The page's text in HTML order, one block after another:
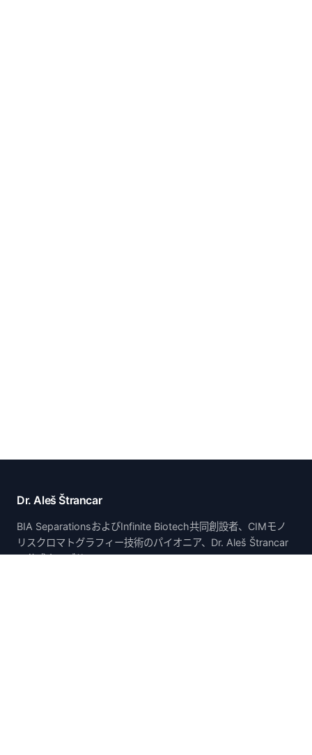
Dr. Aleš Štrancar
BIA SeparationsおよびInfinite Biotech共同創設者、CIMモノ
リスクロマトグラフィー技術のパイオニア、Dr. Aleš Štrancar
の公式ウェブサイト。